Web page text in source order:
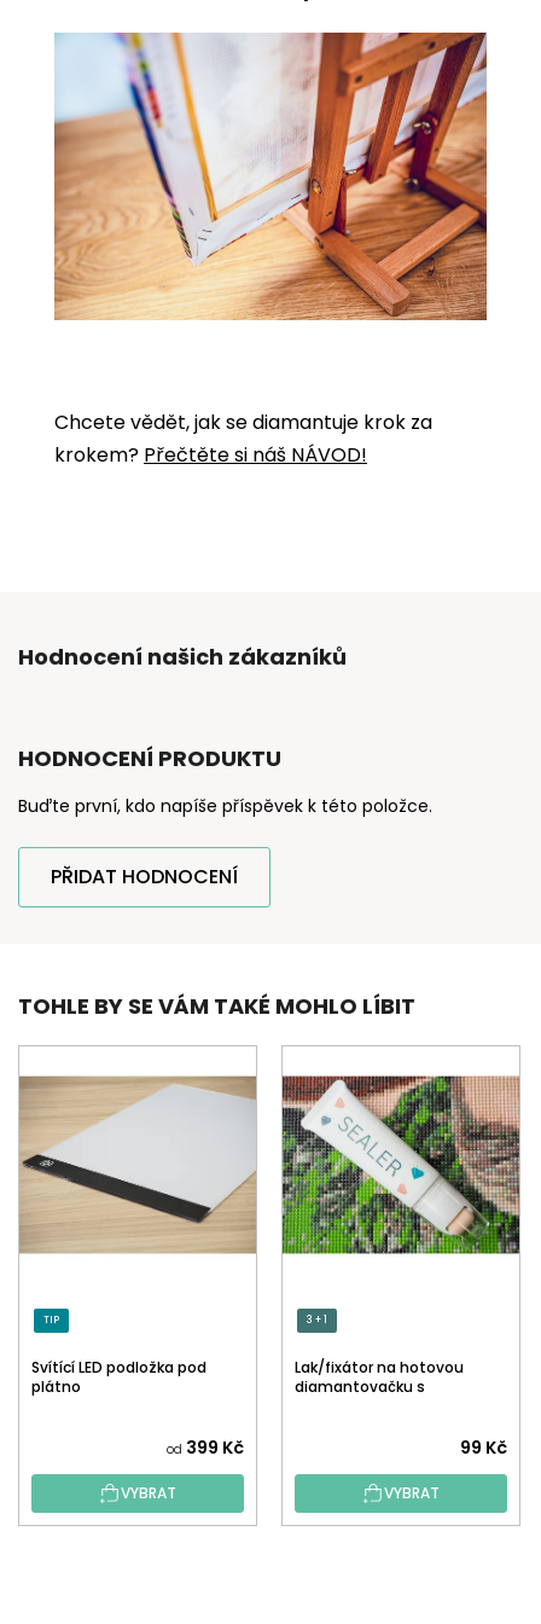
Chcete vědět, jak se diamantuje krok za
krokem? Přečtěte si náš NÁVOD!
Hodnocení našich zákazníků
HODNOCENÍ PRODUKTU
Buďte první, kdo napíše příspěvek k této položce.
PŘIDAT HODNOCENÍ
TOHLE BY SE VÁM TAKÉ MOHLO LÍBIT
TIP
Svítící LED podložka pod
plátno
od 399 Kč
VYBRAT
3 + 1
Lak/fixátor na hotovou
diamantovačku s
hodnocení
produktu
je
99 Kč
VYBRAT